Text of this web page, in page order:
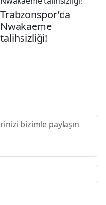
Trabzonspor’da
Nwakaeme
talihsizliği!